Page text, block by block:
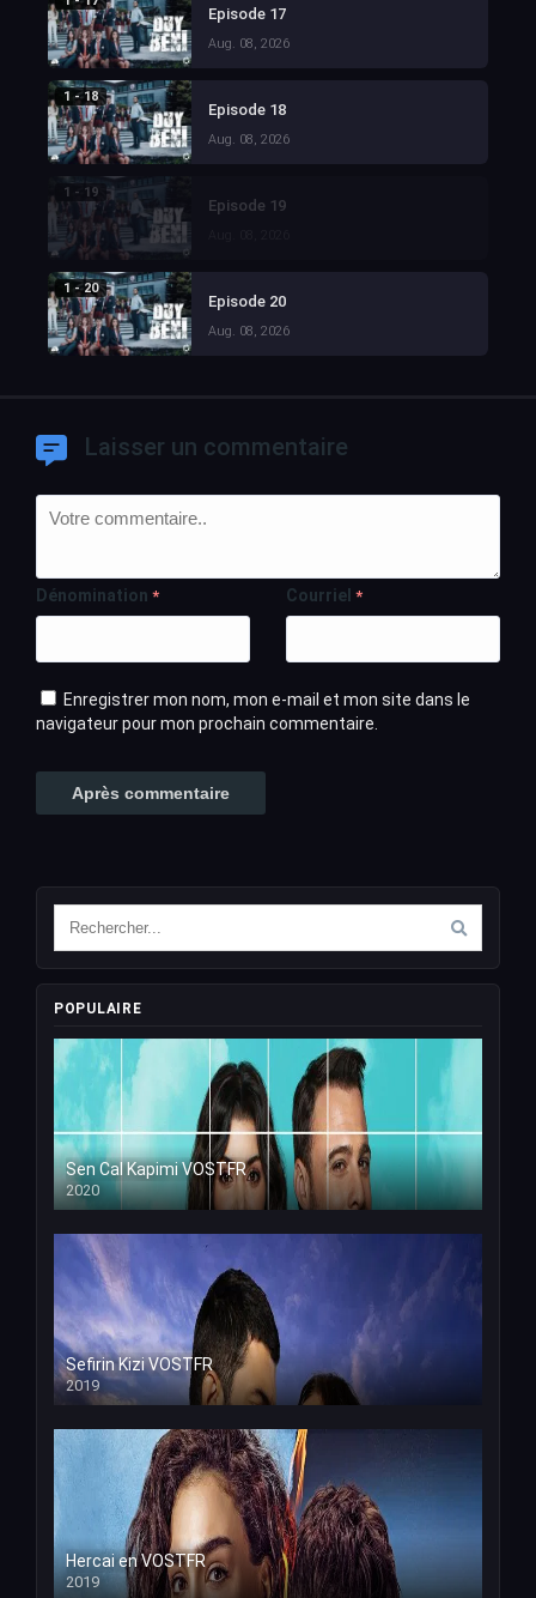
Episode 17
Aug. 08, 2026
1 - 18
Episode 18
Aug. 08, 2026
1 - 19
Episode 19
1 - 20
Episode 20
Aug. 08, 2026
Laisser un commentaire
Dénomination * Courriel *
Enregistrer mon nom, mon e-mail et mon site dans le
navigateur pour mon prochain commentaire.
POPULAIRE
Sen Cal Kapimi VOSTFR
2020
Sefirin Kizi VOSTFR
2019
Hercai en VOSTFR
2019